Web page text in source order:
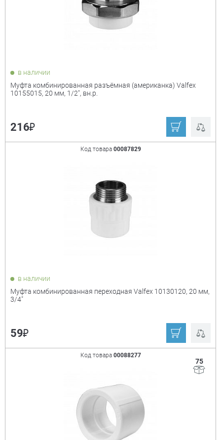
в наличии
Муфта комбинированная разъёмная (американка) Valfex
10155015, 20 мм, 1/2", вн.р.
216₽
Код товара 00087829
в наличии
Муфта комбинированная переходная Valfex 10130120, 20 мм,
3/4"
59₽
Код товара 00088277
75